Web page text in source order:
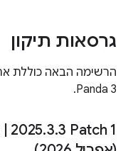
גרסאות תיקון
Panda 3.
2025.3.3 Patch 1